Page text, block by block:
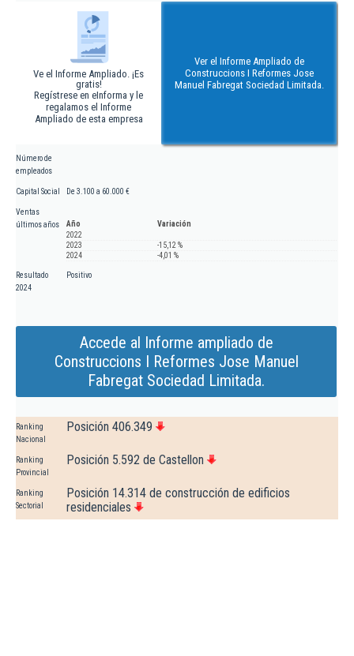
Ve el Informe Ampliado. ¡Es
gratis!
Regístrese en eInforma y le
regalamos el Informe
Ampliado de esta empresa
Ver el Informe Ampliado de
Construccions I Reformes Jose
Manuel Fabregat Sociedad Limitada.
Número de
empleados
Capital Social De 3.100 a 60.000 €
Ventas
últimos años
Año
Variación
2022
2023
-15,12 %
2024
-4,01 %
Resultado
2024
Positivo
Accede al Informe ampliado de
Construccions I Reformes Jose Manuel
Fabregat Sociedad Limitada.
Ranking
Nacional
Posición 406.349
Ranking
Provincial
Posición 5.592 de Castellon
Ranking
Sectorial
Posición 14.314 de construcción de edificios
residenciales